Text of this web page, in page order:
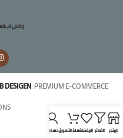
واتس اب
DESIGEN. PREMIUM E-COMMERCE
المتجر الفلاتر المفضلةسلة التسوقحسابي